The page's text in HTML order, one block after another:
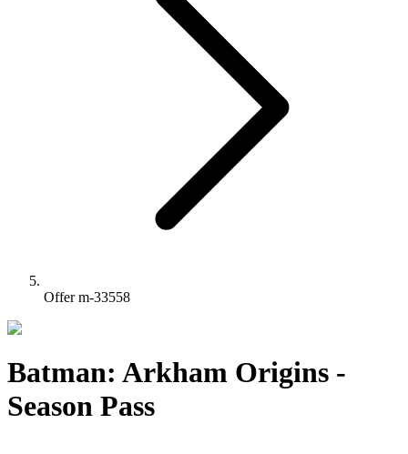
Offer m-33558
Batman: Arkham Origins -
Season Pass